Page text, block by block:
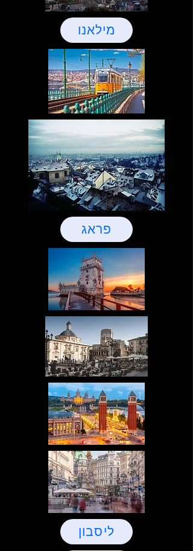
מילאנו
פראג
ליסבון